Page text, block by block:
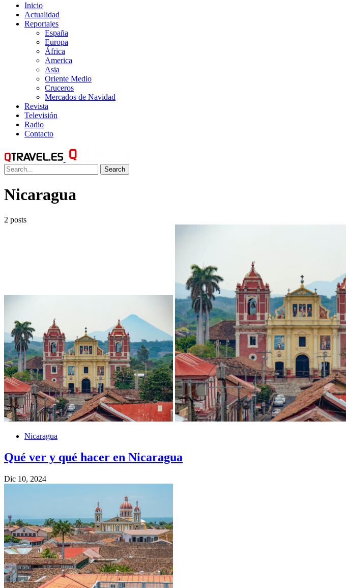
Inicio
Actualidad
Reportajes
España
Europa
África
America
Asia
Oriente Medio
Cruceros
Mercados de Navidad
Revista
Televisión
Radio
Contacto
Search
Nicaragua
2 posts
Nicaragua
Qué ver y qué hacer en Nicaragua
Dic 10, 2024